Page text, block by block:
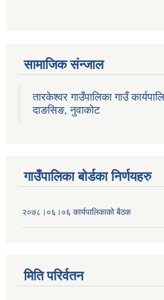
सामाजिक संन्जाल
तारकेश्वर गाउँपालिका गाउँ
दाङसिङ, नुवाकोट
गाउँपालिका बोर्डका निर्णयहरु
२०७८।०६।०६ कार्यपालिकाको बैठक
मिति परिर्वतन